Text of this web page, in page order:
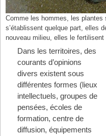
Comme les hommes, les
s’établissent quelque part, elles
nouveau milieu, elles le
Dans les territoires, des
courants d’opinions
divers existent sous
différentes formes (lieux
intellectuels, groupes de
pensées, écoles de
formation, centre de
diffusion, équipements